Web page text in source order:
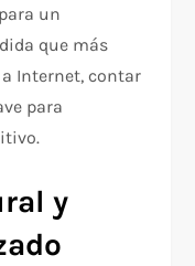
un
que más
Internet, contar
para
y